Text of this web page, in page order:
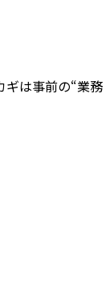
ギは事前の“業務